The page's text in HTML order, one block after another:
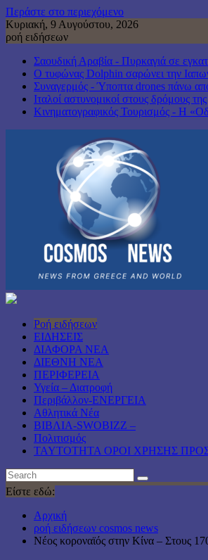
Περάστε στο περιεχόμενο
Κυριακή, 9 Αυγούστου, 2026
ροή ειδήσεων
Σαουδική Αραβία - Πυρκαγιά σε
Ο τυφώνας Dolphin σαρώνει την
Συναγερμός - Ύποπτα drones πάνω
Ιταλοί αστυνομικοί στους δρόμους
Κινηματογραφικός Τουρισμός - Η
Ροή ειδήσεων
ΕΙΔΗΣΕΙΣ
ΔΙΑΦΟΡΑ ΝΕΑ
ΔΙΕΘΝΗ ΝΕΑ
ΠΕΡΙΦΕΡΕΙΑ
Υγεία – Διατροφή
Περιβάλλον-ΕΝΕΡΓΕΙΑ
Αθλητικά Νέα
ΒΙΒΛΙΑ-SWOBIZZ –
Πολιτισμός
TAYTOTHTA ΟΡΟΙ ΧΡΗΣΗΣ
Είστε εδώ:
Αρχική
ροή ειδήσεων cosmos news
Νέος κοροναϊός στην Κίνα – Στους